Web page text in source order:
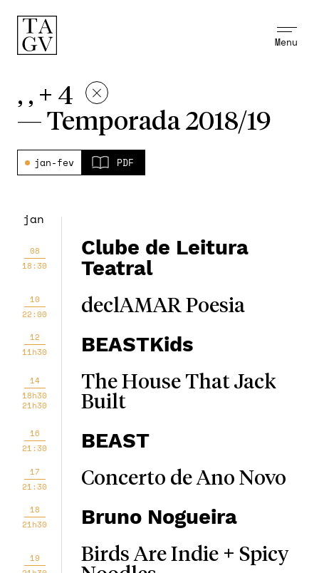
Menu
, , + 4
— Temporada 2018/19
jan-fev PDF
jan
08
18:30
Clube de Leitura
Teatral
10
22:00
declAMAR Poesia
12
11h30
BEASTKids
14
18h30
21h30
The House That Jack
Built
16
21:30
BEAST
17
21:30
Concerto de Ano Novo
18
21h30
Bruno Nogueira
19
Birds Are Indie + Spicy